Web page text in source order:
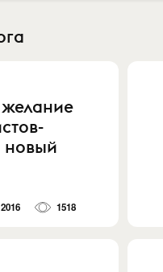
новый
1518